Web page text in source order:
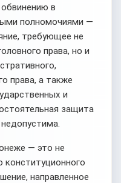
в
полномочиями —
требующее не
права, но и
права, а также
и
защита
— это не
конституционного
направленное